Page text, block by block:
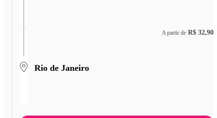
Rio de Janeiro
A partir de R$ 32,90